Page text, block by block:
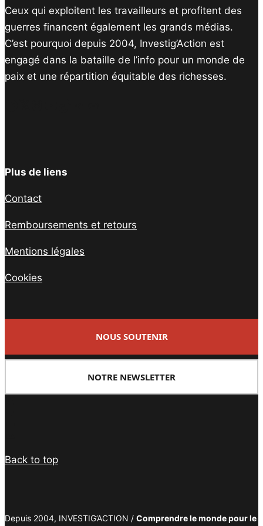
Ceux qui exploitent les travailleurs et profitent des
guerres financent également les grands médias.
C’est pourquoi depuis 2004, Investig’Action est
engagé dans la bataille de l’info pour un monde de
paix et une répartition équitable des richesses.
Plus de liens
Contact
Remboursements et retours
Mentions légales
Cookies
NOUS SOUTENIR
NOTRE NEWSLETTER
Back to top
Depuis 2004, INVESTIG’ACTION / Comprendre le monde pour le